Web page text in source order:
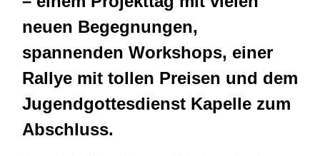
neuen Begegnungen,
spannenden Workshops, einer
Rallye mit tollen Preisen und dem
Jugendgottesdienst Kapelle zum
Abschluss.